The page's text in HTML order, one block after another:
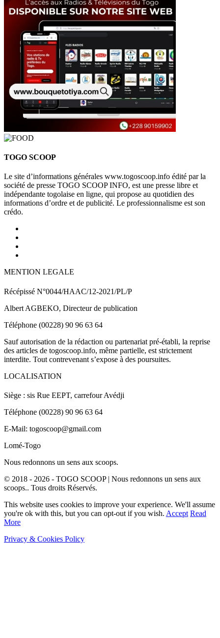
TOGO SCOOP
Le site d’informations générales www.togoscoop.info édité par la
société de presse TOGO SCOOP INFO, est une presse libre et
indépendante togolaise en ligne, qui propose au quotidien des
informations d’ordre et de publicité. Le professionnalisme est son
crédo.
MENTION LEGALE
Récépissé N°0044/HAAC/12-2021/PL/P
Albert AGBEKO, Directeur de publication
Téléphone (00228) 90 96 63 64
Sauf autorisation de la rédaction ou partenariat pré-établi, la reprise
des articles de togoscoop.info, même partielle, est strictement
interdite. Tout contrevenant s’expose à des poursuites.
LOCALISATION
Siège : sis Rue EEPT, carrefour Avédji
Téléphone (00228) 90 96 63 64
E-Mail: togoscoop@gmail.com
Lomé-Togo
Nous redonnons un sens aux scoops.
© 2018 - 2026 - TOGO SCOOP | Nous redonnons un sens aux
scoops.. Tous droits Réservés.
This website uses cookies to improve your experience. We'll assume
you're ok with this, but you can opt-out if you wish. Accept Read
More
Privacy & Cookies Policy